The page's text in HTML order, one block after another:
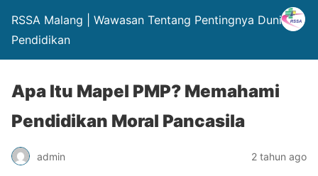
RSSA Malang | Wawasan Tentang Pentingnya Dunia
Pendidikan
Apa Itu Mapel PMP? Memahami
Pendidikan Moral Pancasila
admin 2 tahun ago